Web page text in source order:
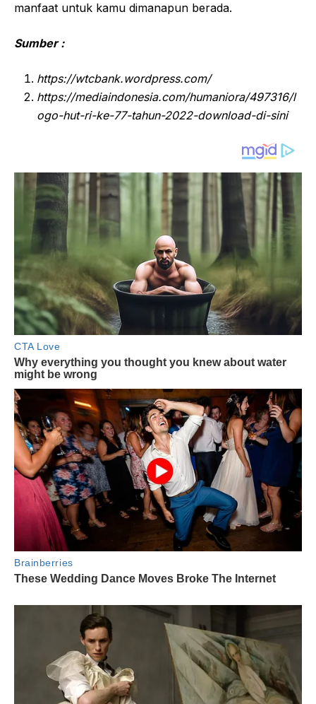
manfaat untuk kamu dimanapun berada.
Sumber :
https://wtcbank.wordpress.com/
https://mediaindonesia.com/humaniora/497316/l
ogo-hut-ri-ke-77-tahun-2022-download-di-sini